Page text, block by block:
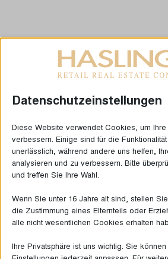
Datenschutzeinstellungen
Diese Website verwendet Cookies, um Ihre
verbessern. Einige sind für die
unerlässlich, während andere uns helfen,
analysieren und zu verbessern. Bitte
und treffen Sie Ihre Wahl.
Wenn Sie unter 16 Jahre alt sind, stellen
die Zustimmung eines Elternteils oder
alle nicht wesentlichen Cookies erhalten
Ihre Privatsphäre ist uns wichtig. Sie